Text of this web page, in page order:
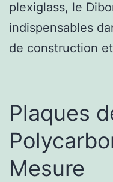
plexiglass, le
indispensables
de construction
Plaques
Mesure